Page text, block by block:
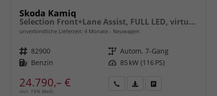
Skoda Kamiq
Selection Front+Lane Assist, FULL LED, virtuelles Cockpit, , Climatronic, Parksensoren, ISOFIX, el. Fensterheber, Tempomat, Sitzhzg. uvm.
unverbindliche Lieferzeit: 4 Monate Neuwagen
Fahrzeugnr. 82900 Getriebe Autom. 7-Gang
Kraftstoff Benzin Leistung 85 kW (116 PS)
24.790,– €
incl. 19% MwSt.